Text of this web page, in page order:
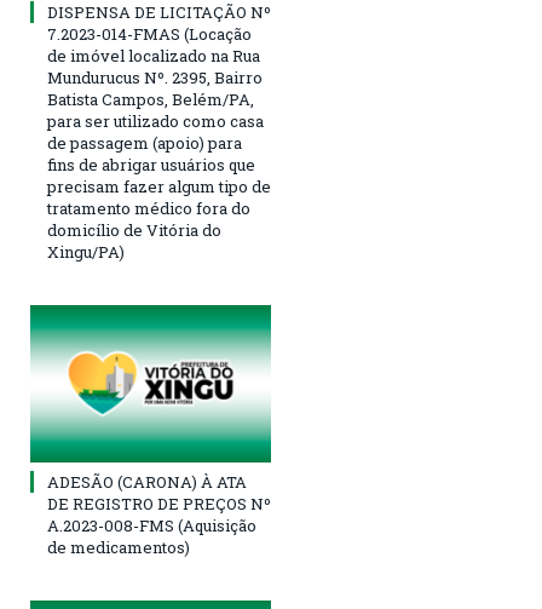
DISPENSA DE LICITAÇÃO Nº
7.2023-014-FMAS (Locação
de imóvel localizado na Rua
Mundurucus Nº. 2395, Bairro
Batista Campos, Belém/PA,
para ser utilizado como casa
de passagem (apoio) para
fins de abrigar usuários que
precisam fazer algum tipo de
tratamento médico fora do
domicílio de Vitória do
Xingu/PA)
ADESÃO (CARONA) À ATA
DE REGISTRO DE PREÇOS Nº
A.2023-008-FMS (Aquisição
de medicamentos)